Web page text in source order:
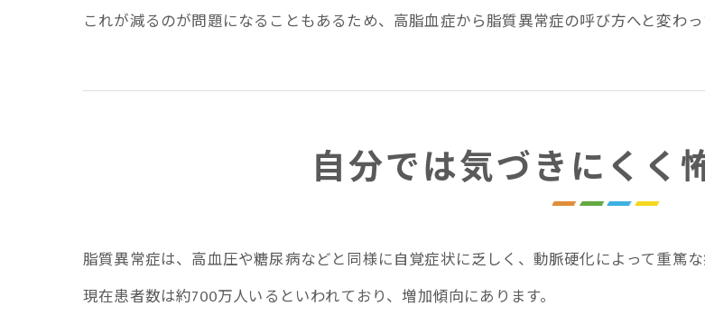
これが減るのが問題になることもあるため、高脂血症から脂質異常症の呼び方へと変わ
自分では気づきにくく
脂質異常症は、高血圧や糖尿病などと同様に自覚症状に乏しく、動脈硬化によって重篤な
現在患者数は約700万人いるといわれており、増加傾向にあります。